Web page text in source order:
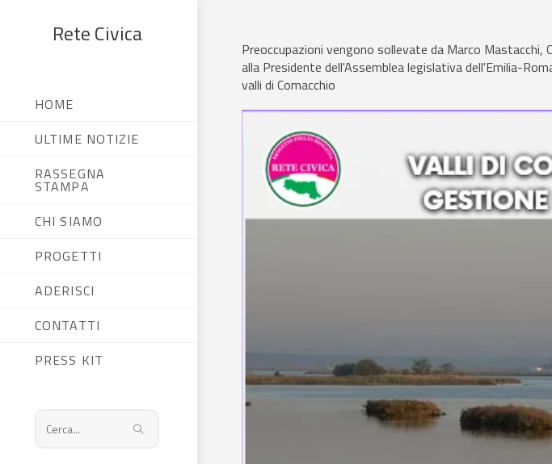
Rete Civica
HOME
ULTIME NOTIZIE
RASSEGNA
STAMPA
CHI SIAMO
PROGETTI
ADERISCI
CONTATTI
PRESS KIT
Cerca
Preoccupazioni vengono sollevate da Marco Mastacchi,
alla Presidente dell'Assemblea legislativa dell'Emilia-
valli di Comacchio